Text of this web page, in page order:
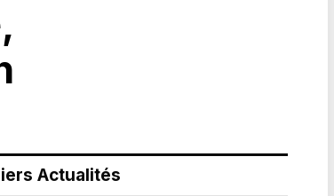
Actualités